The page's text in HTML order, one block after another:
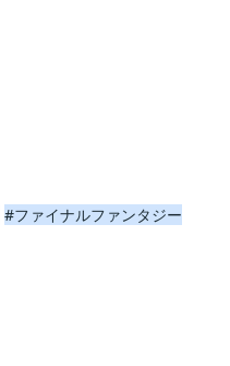
#ファイナルファンタジー